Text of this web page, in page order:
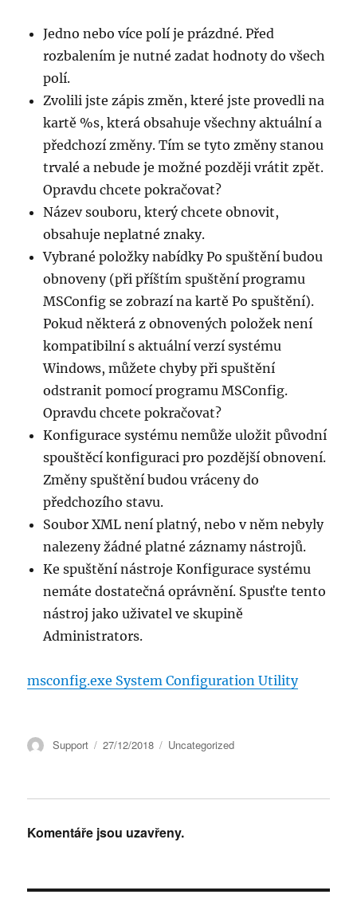
Jedno nebo více polí je prázdné. Před
rozbalením je nutné zadat hodnoty do všech
polí.
Zvolili jste zápis změn, které jste provedli na
kartě %s, která obsahuje všechny aktuální a
předchozí změny. Tím se tyto změny stanou
trvalé a nebude je možné později vrátit zpět.
Opravdu chcete pokračovat?
Název souboru, který chcete obnovit,
obsahuje neplatné znaky.
Vybrané položky nabídky Po spuštění budou
obnoveny (při příštím spuštění programu
MSConfig se zobrazí na kartě Po spuštění).
Pokud některá z obnovených položek není
kompatibilní s aktuální verzí systému
Windows, můžete chyby při spuštění
odstranit pomocí programu MSConfig.
Opravdu chcete pokračovat?
Konfigurace systému nemůže uložit původní
spouštěcí konfiguraci pro pozdější obnovení.
Změny spuštění budou vráceny do
předchozího stavu.
Soubor XML není platný, nebo v něm nebyly
nalezeny žádné platné záznamy nástrojů.
Ke spuštění nástroje Konfigurace systému
nemáte dostatečná oprávnění. Spusťte tento
nástroj jako uživatel ve skupině
Administrators.
msconfig.exe System Configuration Utility
Autor:
Support Publikováno:
27/12/2018 Rubriky:
Uncategorized
Komentáře jsou uzavřeny.